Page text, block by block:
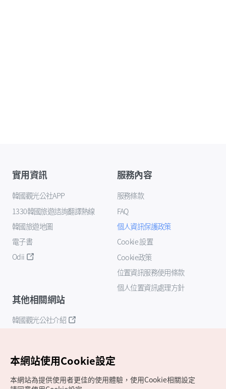
實用資訊
韓國觀光公社APP
1330韓國旅遊諮詢翻譯熱線
韓國旅遊地圖
電子書
Odii
服務內容
服務條款
FAQ
個人資訊保護政策
Cookie 設置
Cookie政策
位置資訊服務使用條款
個人位置資訊處理方針
其他相關網站
韓國觀光公社介紹
本網站使用Cookie設定
本網站為提供使用者更佳的使用體驗，使用Cookie相關設定